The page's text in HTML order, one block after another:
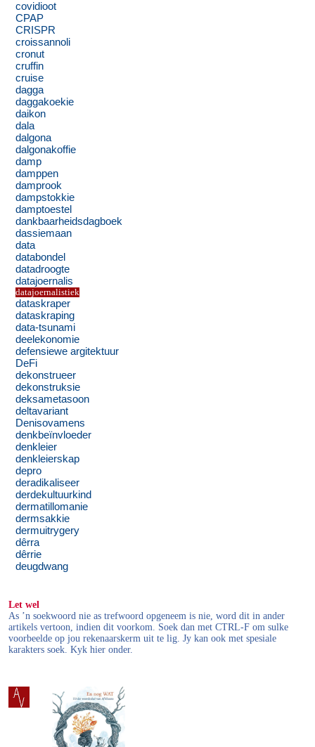
covidioot
CPAP
CRISPR
croissannoli
cronut
cruffin
cruise
dagga
daggakoekie
daikon
dala
dalgona
dalgonakoffie
damp
damppen
damprook
dampstokkie
damptoestel
dankbaarheidsdagboek
dassiemaan
data
databondel
datadroogte
datajoernalis
datajoernalistiek
dataskraper
dataskraping
data-tsunami
deelekonomie
defensiewe argitektuur
DeFi
dekonstrueer
dekonstruksie
deksametasoon
deltavariant
Denisovamens
denkbeïnvloeder
denkleier
denkleierskap
depro
deradikaliseer
derdekultuurkind
dermatillomanie
dermsakkie
dermuitrygery
dêrra
dêrrie
deugdwang
Let wel
As ’n soekwoord nie as trefwoord opgeneem is nie, word dit in ander
artikels vertoon, indien dit voorkom. Soek dan met CTRL-F om sulke
voorbeelde op jou rekenaarskerm uit te lig. Jy kan ook met spesiale
karakters soek. Kyk hier onder.